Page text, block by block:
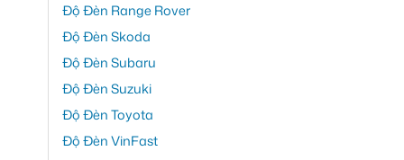
Độ Đèn Range Rover
Độ Đèn Skoda
Độ Đèn Subaru
Độ Đèn Suzuki
Độ Đèn Toyota
Độ Đèn VinFast